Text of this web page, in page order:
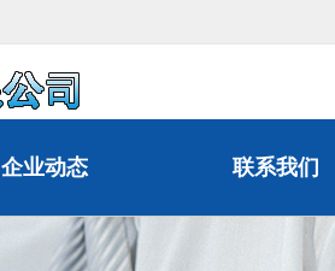
企业动态 联系我们